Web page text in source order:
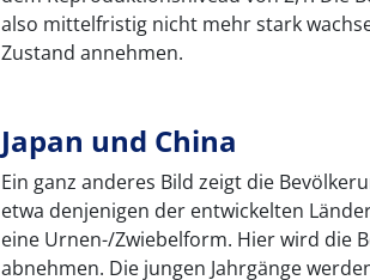
also mittelfristig nicht mehr stark
Zustand annehmen.
Japan und China
Ein ganz anderes Bild zeigt die
etwa denjenigen der entwickelten
eine Urnen-/Zwiebelform. Hier wird die
abnehmen. Die jungen Jahrgänge